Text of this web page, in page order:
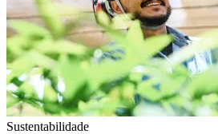
Sustentabilidade